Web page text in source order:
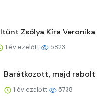
Zsólya Kíra Veronika
1 év ezelőtt 5823
Barátkozott, majd rabolt
1 év ezelőtt 5738